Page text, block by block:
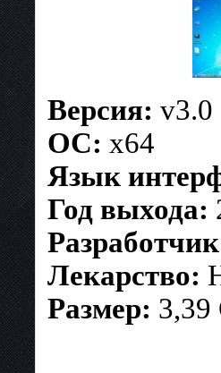
Версия: v3.0
ОС: x64
Язык
Год выхода:
Лекарство:
Размер: 3,39